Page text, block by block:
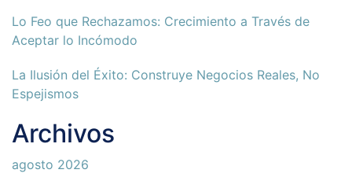
Lo Feo que Rechazamos: Crecimiento a Través de
Aceptar lo Incómodo
La Ilusión del Éxito: Construye Negocios Reales, No
Espejismos
Archivos
agosto 2026